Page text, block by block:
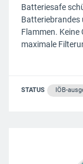
Batteriesafe
Batteriebrandes
Flammen.
maximale
STATUS IÖB-